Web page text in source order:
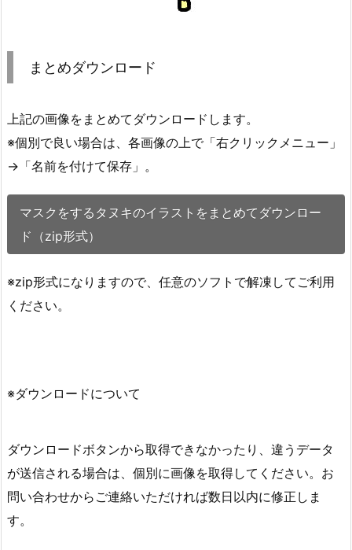
まとめダウンロード
上記の画像をまとめてダウンロードします。
※個別で良い場合は、各画像の上で「右クリックメニュー」
→「名前を付けて保存」。
マスクをするタヌキのイラストをまとめてダウンロー
ド（zip形式）
※zip形式になりますので、任意のソフトで解凍してご利用
ください。
※ダウンロードについて
ダウンロードボタンから取得できなかったり、違うデータ
が送信される場合は、個別に画像を取得してください。お
問い合わせからご連絡いただければ数日以内に修正しま
す。